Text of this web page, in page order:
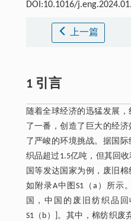
DOI:10.1016/
上一篇
1 引言
随着全球经济的迅猛发展
了一番，创造了巨大的经
了严峻的环境挑战。据国
织品超过1.5亿吨，但其回收
国等发达国家为例，废旧棉
如附录A中图S1（a）所示
国，中国的废旧纺织品回
S1（b）]。其中，棉纺织废